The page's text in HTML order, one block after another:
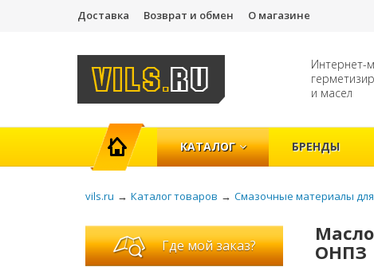
Доставка Возврат и обмен О магазине
Интернет-
и масел
ГЛАВНАЯ
КАТАЛОГ БРЕНДЫ
vils.ru → Каталог товаров → Смазочные материалы
Где мой заказ?
ОНПЗ